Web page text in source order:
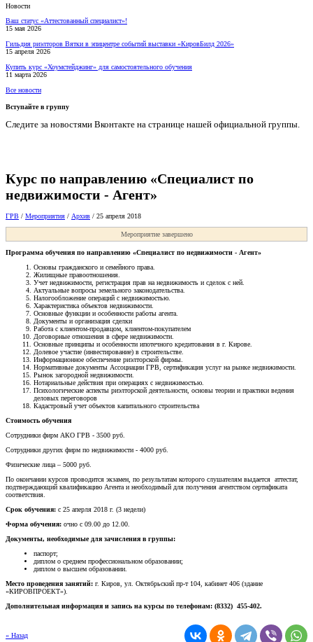
Новости
Ваш статус «Аттестованный специалист»!
15 мая 2026
Гильдия риэлторов Вятки в эпицентре событий выставки «КировБилд 2026»
15 апреля 2026
Купить курс «Хоумстейджинг» для самостоятельного обучения
11 марта 2026
Все новости
Вступайте в группу
Следите за новостями Вконтакте на странице нашей официальной группы.
Курс по направлению «Специалист по
недвижимости - Агент»
ГРВ / Мероприятия / Архив / 25 апреля 2018
Мероприятие завершено
Программа обучения по направлению «Специалист по недвижимости - Агент»
Основы гражданского и семейного права.
Жилищные правоотношения.
Учет недвижимости, регистрация прав на недвижимость и сделок с ней.
Актуальные вопросы земельного законодательства.
Налогообложение операций с недвижимостью.
Характеристика объектов недвижимости.
Основные функции и особенности работы агента.
Документы и организация сделки
Работа с клиентом-продавцом, клиентом-покупателем
Договорные отношения в сфере недвижимости.
Основные принципы и особенности ипотечного кредитования в г. Кирове.
Долевое участие (инвестирование) в строительстве.
Информационное обеспечение риэлторской фирмы.
Нормативные документы Ассоциации ГРВ, сертификация услуг на рынке недвижимости.
Рынок загородной недвижимости.
Нотариальные действия при операциях с недвижимостью.
Психологические аспекты риэлторской деятельности, основы теории и практики ведения
деловых переговоров
Кадастровый учет объектов капитального строительства
Стоимость обучения
Сотрудники фирм АКО ГРВ - 3500 руб.
Сотрудники других фирм по недвижимости - 4000 руб.
Физические лица – 5000 руб.
По окончании курсов проводится экзамен, по результатам которого слушателям выдается аттестат,
подтверждающий квалификацию Агента и необходимый для получения агентством сертификата
соответствия.
Срок обучения: с 25 аперля 2018 г. (3 недели)
Форма обучения: очно с 09.00 до 12.00.
Документы, необходимые для зачисления в группы:
паспорт;
диплом о среднем профессиональном образовании;
диплом о высшем образовании.
Место проведения занятий: г. Киров, ул. Октябрьский пр-т 104, кабинет 406 (здание
«КИРОВПРОЕКТ»).
Дополнительная информация и запись на курсы по телефонам: (8332) 455-402.
« Назад